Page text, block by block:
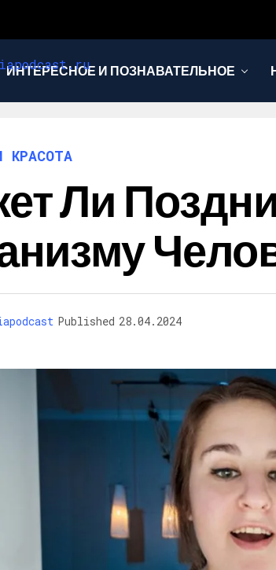
ИНТЕРЕСНОЕ И ПОЗНАВАТЕЛЬНОЕ
КРАСОТА
Ли
Published 28.04.2024